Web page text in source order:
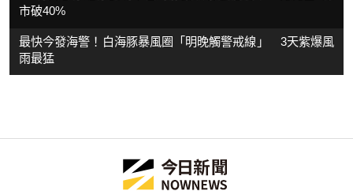
市破40%
最快今發海警！白海豚暴風圈「明晚觸警戒線」 3天紫爆風
雨最猛